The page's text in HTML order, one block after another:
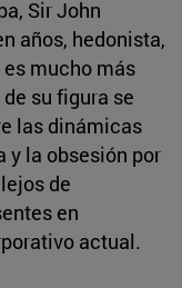
Sir John
años, hedonista,
mucho más
su figura se
las dinámicas
y la obsesión por
de
en
actual.